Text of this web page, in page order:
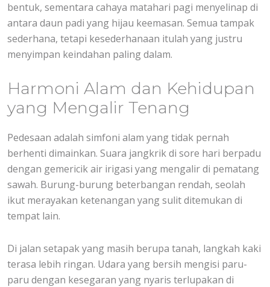
bentuk, sementara cahaya matahari pagi menyelinap di
antara daun padi yang hijau keemasan. Semua tampak
sederhana, tetapi kesederhanaan itulah yang justru
menyimpan keindahan paling dalam.
Harmoni Alam dan Kehidupan
yang Mengalir Tenang
Pedesaan adalah simfoni alam yang tidak pernah
berhenti dimainkan. Suara jangkrik di sore hari berpadu
dengan gemericik air irigasi yang mengalir di pematang
sawah. Burung-burung beterbangan rendah, seolah
ikut merayakan ketenangan yang sulit ditemukan di
tempat lain.
Di jalan setapak yang masih berupa tanah, langkah kaki
terasa lebih ringan. Udara yang bersih mengisi paru-
paru dengan kesegaran yang nyaris terlupakan di